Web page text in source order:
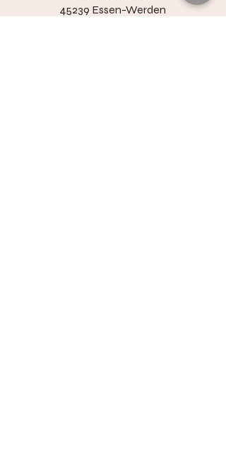
45239 Essen-Werden